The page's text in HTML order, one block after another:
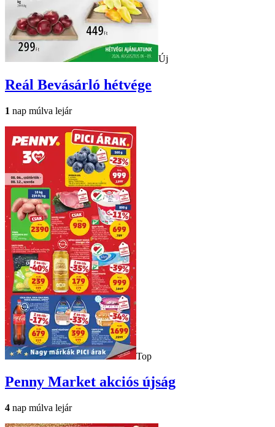
Új
Reál Bevásárló hétvége
1 nap múlva lejár
Top
Penny Market akciós újság
4 nap múlva lejár